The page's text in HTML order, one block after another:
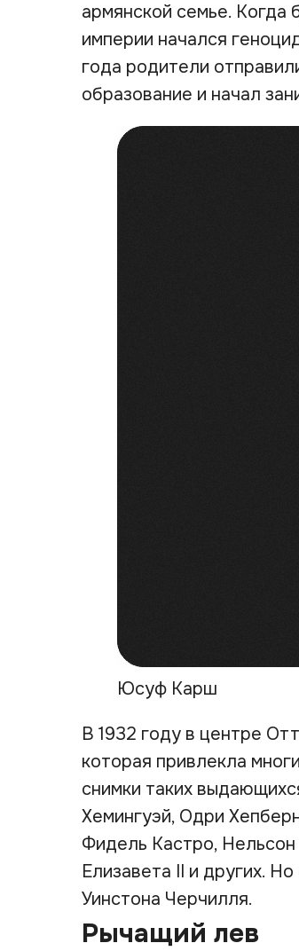
армянской семье.
империи начался
года родители
образование и начал
Юсуф Карш
В 1932 году в центре
которая привлекла
снимки таких
Хемингуэй, Одри
Фидель Кастро,
Елизавета II и других.
Уинстона Черчилля.
Рычащий лев